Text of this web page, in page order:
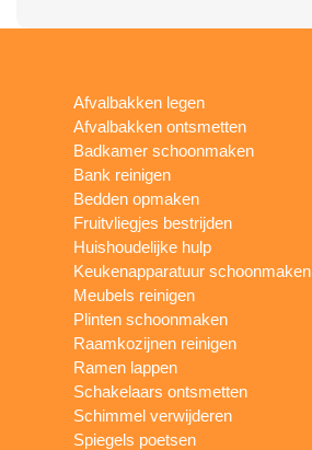
Afvalbakken legen
Afvalbakken ontsmetten
Badkamer schoonmaken
Bank reinigen
Bedden opmaken
Fruitvliegjes bestrijden
Huishoudelijke hulp
Keukenapparatuur schoonmaken
Meubels reinigen
Plinten schoonmaken
Raamkozijnen reinigen
Ramen lappen
Schakelaars ontsmetten
Schimmel verwijderen
Spiegels poetsen